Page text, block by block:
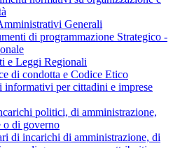
Generali
di programmazione Strategico -
e Leggi Regionali
di condotta e Codice Etico
informativi per cittadini e imprese
politici, di amministrazione,
o di governo
di incarichi di amministrazione, di